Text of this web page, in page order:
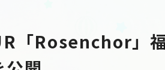
「Rosenchor」